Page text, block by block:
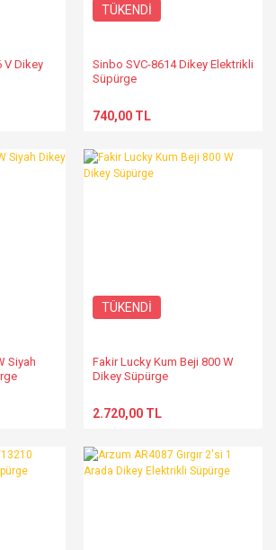
V Dikey
TÜKENDİ
Sinbo SVC-8614 Dikey Elektrikli
Süpürge
740,00 TL
Siyah
TÜKENDİ
Fakir Lucky Kum Beji 800 W
Dikey Süpürge
2.720,00 TL